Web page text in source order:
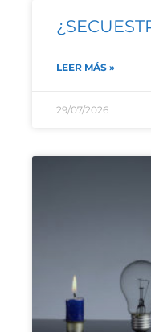
LEER MÁS »
29/07/2026